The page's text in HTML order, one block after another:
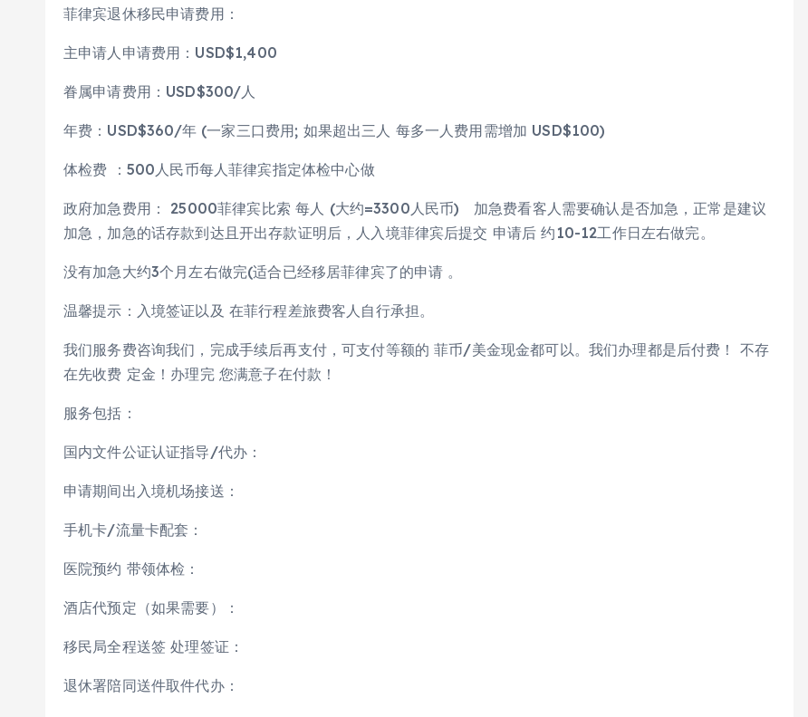
菲律宾退休移民申请费用：
主申请人申请费用：USD$1,400
眷属申请费用：USD$300/人
年费：USD$360/年 (一家三口费用; 如果超出三人 每多一人费用需增加 USD$100)
体检费 ：500人民币每人菲律宾指定体检中心做
政府加急费用： 25000菲律宾比索 每人 (大约=3300人民币) 加急费看客人需要确认是否加急，正常是建议
加急，加急的话存款到达且开出存款证明后，人入境菲律宾后提交 申请后 约10-12工作日左右做完。
没有加急大约3个月左右做完(适合已经移居菲律宾了的申请 。
温馨提示：入境签证以及 在菲行程差旅费客人自行承担。
我们服务费咨询我们，完成手续后再支付，可支付等额的 菲币/美金现金都可以。我们办理都是后付费！ 不存
在先收费 定金！办理完 您满意子在付款！
服务包括：
国内文件公证认证指导/代办：
申请期间出入境机场接送：
手机卡/流量卡配套：
医院预约 带领体检：
酒店代预定（如果需要）：
移民局全程送签 处理签证：
退休署陪同送件取件代办：